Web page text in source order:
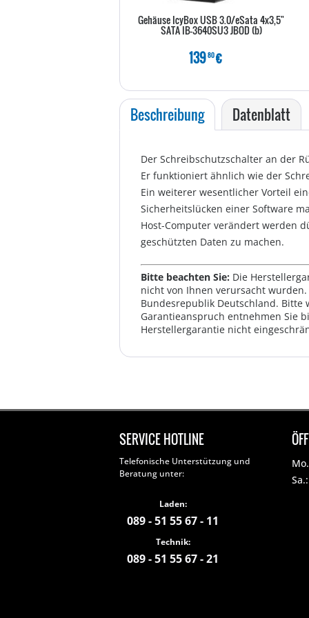
Gehäuse IcyBox USB 3.0/eSata 4x3,5"
SATA IB-3640SU3 JBOD (b)
13980€
Beschreibung Datenblatt
Der Schreibschutzschalter an der
Er funktioniert ähnlich wie der
Ein weiterer wesentlicher Vorteil
Sicherheitslücken einer Software
Host-Computer verändert werden
geschützten Daten zu machen.
Bitte beachten Sie: Die
nicht von Ihnen verursacht
Bundesrepublik Deutschland. Bitte
Garantieanspruch entnehmen Sie
Herstellergarantie nicht
SERVICE HOTLINE
Telefonische Unterstützung und
Beratung unter:
Laden:
089 - 51 55 67 - 11
Technik:
089 - 51 55 67 - 21